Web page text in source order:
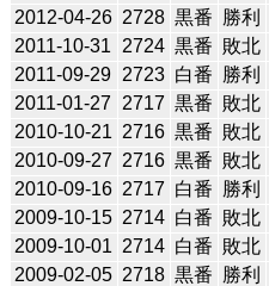
2012-04-26 2728 黒番 勝利
2011-10-31
2724 黒番 敗北
2011-09-29 2723 白番 勝利
2011-01-27
2717 黒番 敗北
2010-10-21 2716 黒番 敗北
2010-09-27 2716 黒番 敗北
2010-09-16 2717 白番 勝利
2009-10-15 2714 白番 敗北
2009-10-01 2714 白番 敗北
2009-02-05 2718 黒番 勝利